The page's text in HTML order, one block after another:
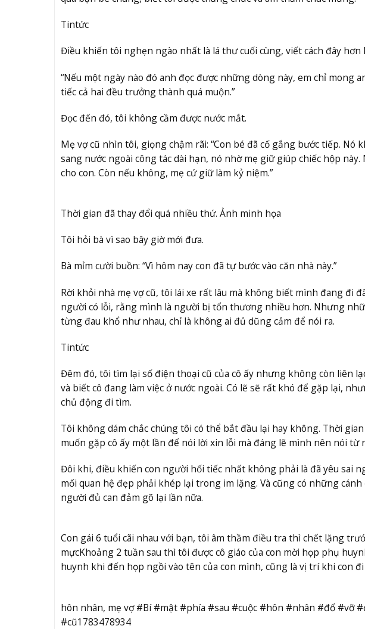
Tintức
Điều khiến tôi nghẹn ngào nhất là lá thư cuối cùng, viết cách đây hơn
“Nếu một ngày nào đó anh đọc được những dòng này, em chỉ mong
tiếc cả hai đều trưởng thành quá muộn.”
Đọc đến đó, tôi không cầm được nước mắt.
Mẹ vợ cũ nhìn tôi, giọng chậm rãi: “Con bé đã cố gắng bước tiếp. Nó
sang nước ngoài công tác dài hạn, nó nhờ mẹ giữ giúp chiếc hộp
cho con. Còn nếu không, mẹ cứ giữ làm kỷ niệm.”
Thời gian đã thay đổi quá nhiều thứ. Ảnh minh họa
Tôi hỏi bà vì sao bây giờ mới đưa.
Bà mỉm cười buồn: “Vì hôm nay con đã tự bước vào căn nhà này.”
Rời khỏi nhà mẹ vợ cũ, tôi lái xe rất lâu mà không biết mình đang đi
người có lỗi, rằng mình là người bị tổn thương nhiều hơn. Nhưng
từng đau khổ như nhau, chỉ là không ai đủ dũng cảm để nói ra.
Tintức
Đêm đó, tôi tìm lại số điện thoại cũ của cô ấy nhưng không còn liên
và biết cô đang làm việc ở nước ngoài. Có lẽ sẽ rất khó để gặp lại,
chủ động đi tìm.
Tôi không dám chắc chúng tôi có thể bắt đầu lại hay không. Thời
muốn gặp cô ấy một lần để nói lời xin lỗi mà đáng lẽ mình nên nói từ
Đôi khi, điều khiến con người hối tiếc nhất không phải là đã yêu sai
mối quan hệ đẹp phải khép lại trong im lặng. Và cũng có những
người đủ can đảm gõ lại lần nữa.
Con gái 6 tuổi cãi nhau với bạn, tôi âm thầm điều tra thì chết lặng
mựcKhoảng 2 tuần sau thì tôi được cô giáo của con mời họp phụ
huynh khi đến họp ngồi vào tên của con mình, cũng là vị trí khi con
hôn nhân, mẹ vợ #Bí #mật #phía #sau #cuộc #hôn #nhân #đổ #vỡ
#cũ1783478934